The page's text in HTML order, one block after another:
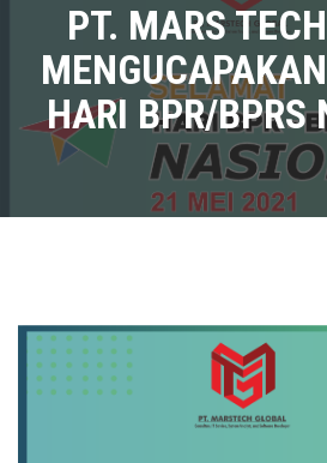
PT. MARS
HARI BPR/BPRS